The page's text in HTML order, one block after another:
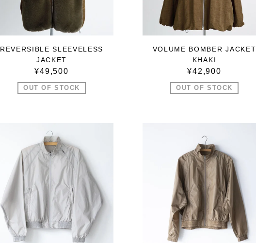
REVERSIBLE SLEEVELESS
JACKET
¥49,500
OUT OF STOCK
VOLUME BOMBER JACKET
KHAKI
¥42,900
OUT OF STOCK